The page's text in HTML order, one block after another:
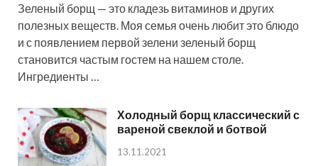
Зеленый борщ — это кладезь витаминов и других
полезных веществ. Моя семья очень любит это блюдо
и с появлением первой зелени зеленый борщ
становится частым гостем на нашем столе.
Ингредиенты …
Холодный борщ классический с
вареной свеклой и ботвой
13.11.2021